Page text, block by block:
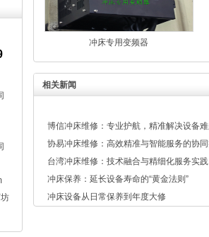
冲床专用变频器
相关新闻
博信冲床维修：专业护航，精准解决设备
协易冲床维修：高效精准与智能服务的协
台湾冲床维修：技术融合与精细化服务实践
冲床保养：延长设备寿命的“黄金法则”
冲床设备从日常保养到年度大修